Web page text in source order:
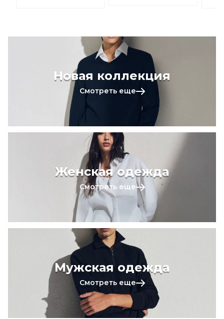
Новая коллекция
Смотреть еще
Женская одежда
Смотреть еще
Мужская одежда
Смотреть еще